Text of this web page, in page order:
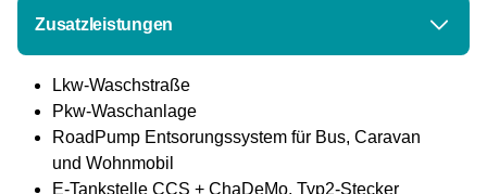
Zusatzleistungen
Lkw-Waschstraße
Pkw-Waschanlage
RoadPump Entsorungssystem für Bus, Caravan
und Wohnmobil
E-Tankstelle CCS + ChaDeMo, Typ2-Stecker